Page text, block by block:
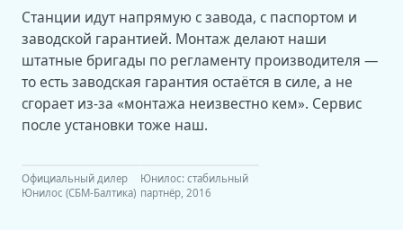
Станции идут напрямую с завода, с паспортом и
заводской гарантией. Монтаж делают наши
штатные бригады по регламенту производителя —
то есть заводская гарантия остаётся в силе, а не
сгорает из-за «монтажа неизвестно кем». Сервис
после установки тоже наш.
Официальный дилер
Юнилос (СБМ-Балтика)
Юнилос: стабильный
партнёр, 2016